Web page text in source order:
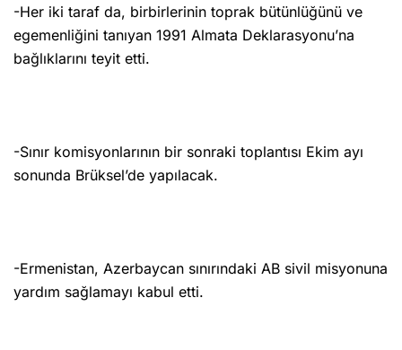
-Her iki taraf da, birbirlerinin toprak bütünlüğünü ve
egemenliğini tanıyan 1991 Almata Deklarasyonu’na
bağlıklarını teyit etti.
-Sınır komisyonlarının bir sonraki toplantısı Ekim ayı
sonunda Brüksel’de yapılacak.
-Ermenistan, Azerbaycan sınırındaki AB sivil misyonuna
yardım sağlamayı kabul etti.